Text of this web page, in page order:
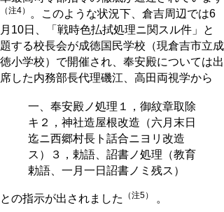
（注4）
。このような状況下、倉吉周辺では6
月10日、「戦時色払拭処理ニ関スル件」と
題する校長会が成徳国民学校（現倉吉市立成
徳小学校）で開催され、奉安殿については出
席した内務部長代理磯江、高田両視学から
一、奉安殿ノ処理１，御紋章取除
キ２，神社造屋根改造（六月末日
迄ニ西郷村長ト話合ニヨリ改造
ス）３，勅語、詔書ノ処理（教育
勅語、一月一日詔書ノミ残ス）
との指示が出されました （注5） 。